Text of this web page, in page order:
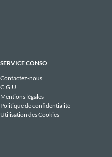
SERVICE CONSO
Contactez-nous
C.G.U
Mentions légales
Politique de confidentialité
Utilisation des Cookies